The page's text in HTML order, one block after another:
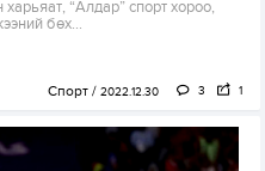
“Алдар” спорт хороо,
бөх...
Спорт 2022.12.30 3 1